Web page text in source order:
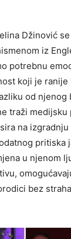
Džinović
iz
potrebnu
koji je ranije
od njenog
traži medijsku
na
pritiska
u njenom
bez